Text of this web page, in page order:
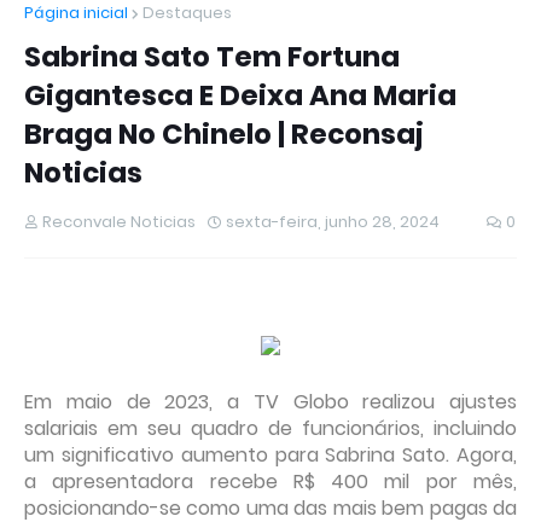
Página inicial Destaques
Sabrina Sato Tem Fortuna
Gigantesca E Deixa Ana Maria
Braga No Chinelo | Reconsaj
Noticias
Reconvale Noticias sexta-feira, junho 28, 2024 0
Em maio de 2023, a TV Globo realizou ajustes
salariais em seu quadro de funcionários, incluindo
um significativo aumento para Sabrina Sato. Agora,
a apresentadora recebe R$ 400 mil por mês,
posicionando-se como uma das mais bem pagas da